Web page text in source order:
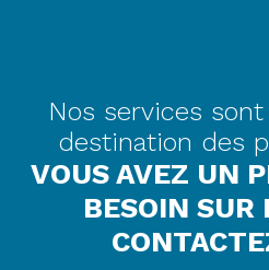
Nos services
destination des
VOUS AVEZ UN
BESOIN SUR